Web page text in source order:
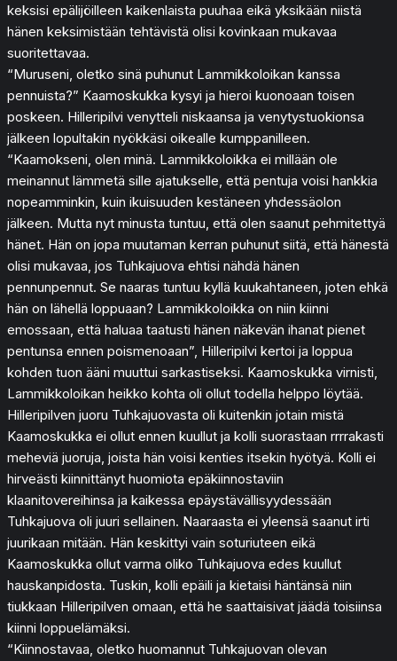
keksisi epälijöilleen kaikenlaista puuhaa eikä yksikään niistä
hänen keksimistään tehtävistä olisi kovinkaan mukavaa
suoritettavaa.
“Muruseni, oletko sinä puhunut Lammikkoloikan kanssa
pennuista?” Kaamoskukka kysyi ja hieroi kuonoaan toisen
poskeen. Hilleripilvi venytteli niskaansa ja venytystuokionsa
jälkeen lopultakin nyökkäsi oikealle kumppanilleen.
“Kaamokseni, olen minä. Lammikkoloikka ei millään ole
meinannut lämmetä sille ajatukselle, että pentuja voisi hankkia
nopeamminkin, kuin ikuisuuden kestäneen yhdessäolon
jälkeen. Mutta nyt minusta tuntuu, että olen saanut pehmitettyä
hänet. Hän on jopa muutaman kerran puhunut siitä, että hänestä
olisi mukavaa, jos Tuhkajuova ehtisi nähdä hänen
pennunpennut. Se naaras tuntuu kyllä kuukahtaneen, joten ehkä
hän on lähellä loppuaan? Lammikkoloikka on niin kiinni
emossaan, että haluaa taatusti hänen näkevän ihanat pienet
pentunsa ennen poismenoaan”, Hilleripilvi kertoi ja loppua
kohden tuon ääni muuttui sarkastiseksi. Kaamoskukka virnisti,
Lammikkoloikan heikko kohta oli ollut todella helppo löytää.
Hilleripilven juoru Tuhkajuovasta oli kuitenkin jotain mistä
Kaamoskukka ei ollut ennen kuullut ja kolli suorastaan rrrrakasti
meheviä juoruja, joista hän voisi kenties itsekin hyötyä. Kolli ei
hirveästi kiinnittänyt huomiota epäkiinnostaviin
klaanitovereihinsa ja kaikessa epäystävällisyydessään
Tuhkajuova oli juuri sellainen. Naaraasta ei yleensä saanut irti
juurikaan mitään. Hän keskittyi vain soturiuteen eikä
Kaamoskukka ollut varma oliko Tuhkajuova edes kuullut
hauskanpidosta. Tuskin, kolli epäili ja kietaisi häntänsä niin
tiukkaan Hilleripilven omaan, että he saattaisivat jäädä toisiinsa
kiinni loppuelämäksi.
“Kiinnostavaa, oletko huomannut Tuhkajuovan olevan